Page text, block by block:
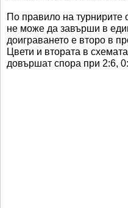
По правило на турнирите
не може да завърши в
доиграването е второ в
Цвети и втората в
довършат спора при 2:6,